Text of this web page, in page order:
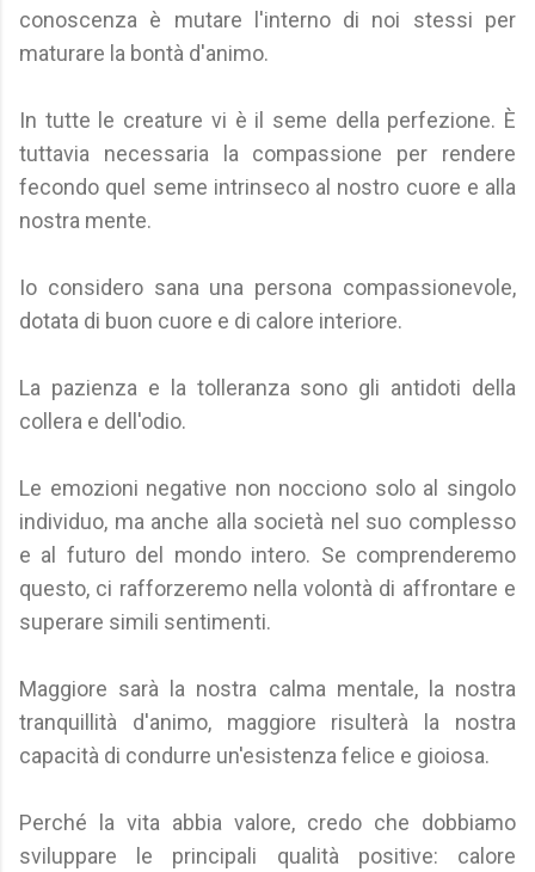
conoscenza è mutare l'interno di noi stessi per
maturare la bontà d'animo.
In tutte le creature vi è il seme della perfezione. È
tuttavia necessaria la compassione per rendere
fecondo quel seme intrinseco al nostro cuore e alla
nostra mente.
Io considero sana una persona compassionevole,
dotata di buon cuore e di calore interiore.
La pazienza e la tolleranza sono gli antidoti della
collera e dell'odio.
Le emozioni negative non nocciono solo al singolo
individuo, ma anche alla società nel suo complesso
e al futuro del mondo intero. Se comprenderemo
questo, ci rafforzeremo nella volontà di affrontare e
superare simili sentimenti.
Maggiore sarà la nostra calma mentale, la nostra
tranquillità d'animo, maggiore risulterà la nostra
capacità di condurre un'esistenza felice e gioiosa.
Perché la vita abbia valore, credo che dobbiamo
sviluppare le principali qualità positive: calore